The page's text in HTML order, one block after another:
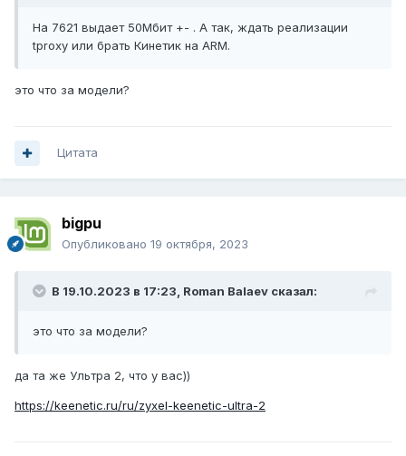
На 7621 выдает 50Мбит +- . А так, ждать реализации
tproxy или брать Кинетик на ARM.
это что за модели?
Цитата
bigpu
Опубликовано 19 октября, 2023
В 19.10.2023 в 17:23, Roman Balaev сказал:
это что за модели?
да та же Ультра 2, что у вас))
https://keenetic.ru/ru/zyxel-keenetic-ultra-2